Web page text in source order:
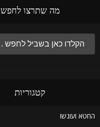
מה שתרצו לחפש
קטגוריות
החטא ועונשו